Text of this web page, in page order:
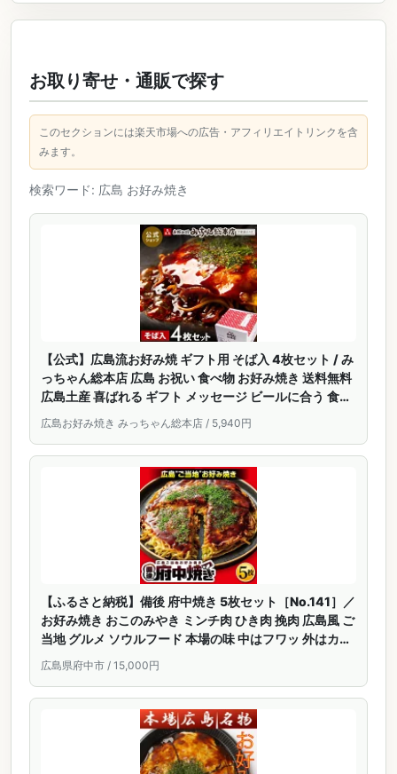
お取り寄せ・通販で探す
このセクションには楽天市場への広告・アフィリエイトリンクを含
みます。
検索ワード: 広島 お好み焼き
【公式】広島流お好み焼 ギフト用 そば入 4枚セット / み
っちゃん総本店 広島 お祝い 食べ物 お好み焼き 送料無料
広島土産 喜ばれる ギフト メッセージ ビールに合う 食べ
物 贈り物 食品 仕送り セット おすすめ 差し入れ 温める
だけ 冷凍 惣菜 焼きそば 広島グルメ 贈答用
広島お好み焼き みっちゃん総本店 / 5,940円
【ふるさと納税】備後 府中焼き 5枚セット［No.141］／
お好み焼き おこのみやき ミンチ肉 ひき肉 挽肉 広島風 ご
当地 グルメ ソウルフード 本場の味 中はフワッ 外はカリ
ッ 一宮 いっきゅう こだわり人気 急速冷凍 お昼ごはん 夜
ごはん 晩ごはん 昼食 夜食 広島県 特産
広島県府中市 / 15,000円